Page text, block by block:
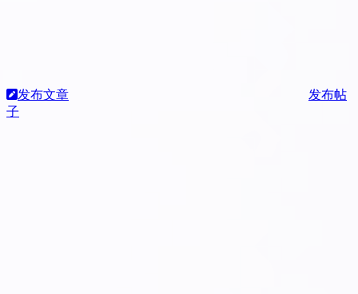
发布文章
发布帖
子